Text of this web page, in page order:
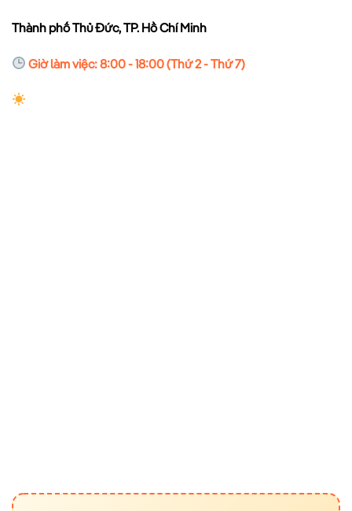
Thành phố Thủ Đức, TP. Hồ Chí Minh
Giờ làm việc: 8:00 - 18:00 (Thứ 2 - Thứ 7)